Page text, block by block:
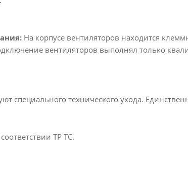
На корпусе вентиляторов находится
вентиляторов выполнял только
специального технического ухода.
ТР ТС.